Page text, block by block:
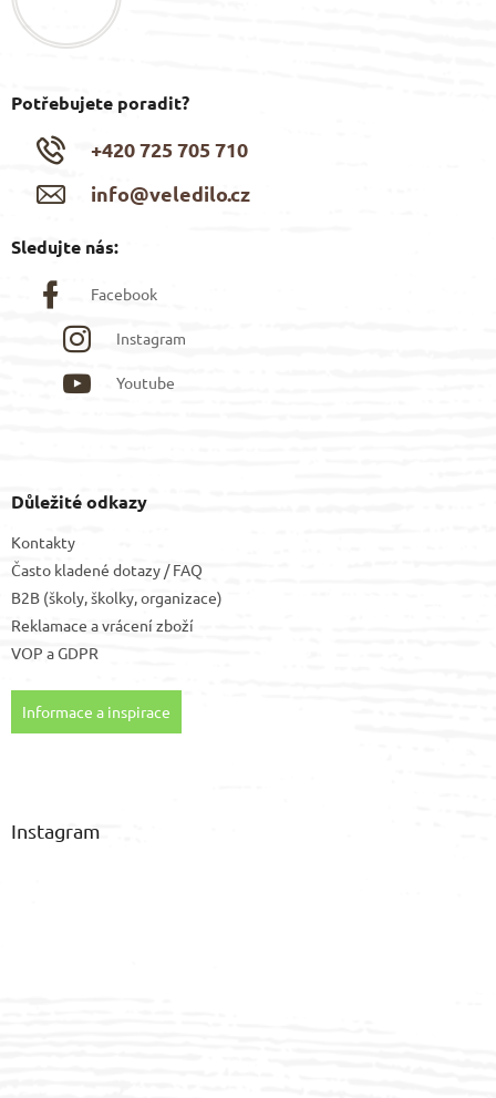
Potřebujete poradit?
+420 725 705 710
info@veledilo.cz
Sledujte nás:
Facebook
Instagram
Youtube
Důležité odkazy
Kontakty
Často kladené dotazy / FAQ
B2B (školy, školky, organizace)
Reklamace a vrácení zboží
VOP aGDPR
Informace a inspirace
Instagram